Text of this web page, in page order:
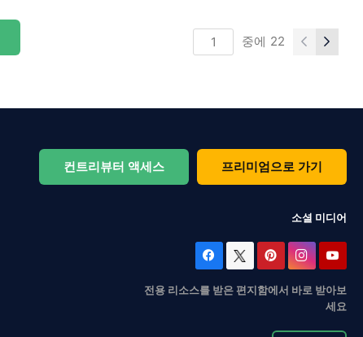
중에 22
컨트리뷰터 액세스 프리미엄으로 가기
소셜 미디어
전용 리소스를 받은 편지함에서 바로 받아보
세요